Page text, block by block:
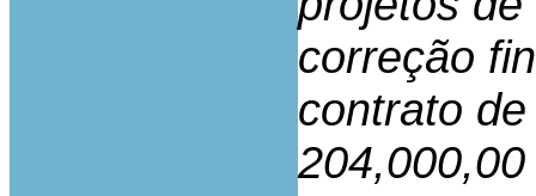
correção
contrato